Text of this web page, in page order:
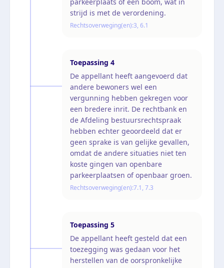
strijd is met de verordening.
Rechtsoverweging(en):3, 6.1
Toepassing 4
De appellant heeft aangevoerd dat
andere bewoners wel een
vergunning hebben gekregen voor
een bredere inrit. De rechtbank en
de Afdeling bestuursrechtspraak
hebben echter geoordeeld dat er
geen sprake is van gelijke gevallen,
omdat de andere situaties niet ten
koste gingen van openbare
parkeerplaatsen of openbaar groen.
Rechtsoverweging(en):7.1, 7.3
Toepassing 5
De appellant heeft gesteld dat een
toezegging was gedaan voor het
herstellen van de oorspronkelijke